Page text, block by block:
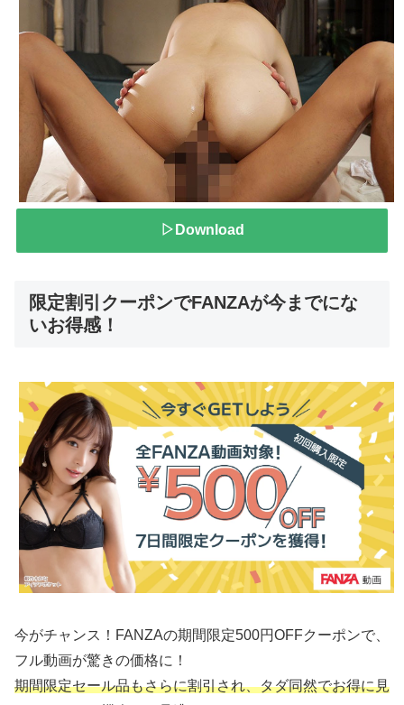
▷Download
限定割引クーポンでFANZAが今までにな
いお得感！
今がチャンス！FANZAの期間限定500円OFFクーポンで、
フル動画が驚きの価格に！
期間限定セール品もさらに割引され、タダ同然でお得に見